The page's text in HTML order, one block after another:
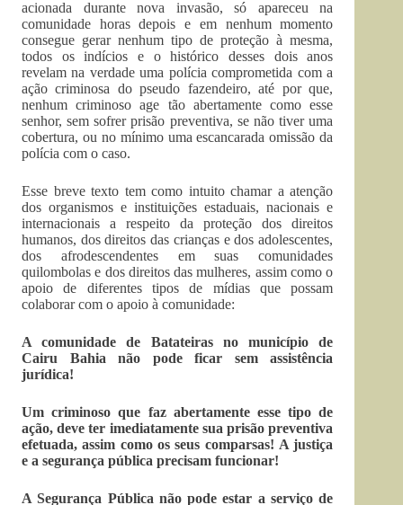
acionada durante nova invasão, só apareceu na
comunidade horas depois e em nenhum momento
consegue gerar nenhum tipo de proteção à mesma,
todos os indícios e o histórico desses dois anos
revelam na verdade uma polícia comprometida com a
ação criminosa do pseudo fazendeiro, até por que,
nenhum criminoso age tão abertamente como esse
senhor, sem sofrer prisão preventiva, se não tiver uma
cobertura, ou no mínimo uma escancarada omissão da
polícia com o caso.
Esse breve texto tem como intuito chamar a atenção
dos organismos e instituições estaduais, nacionais e
internacionais a respeito da proteção dos direitos
humanos, dos direitos das crianças e dos adolescentes,
dos afrodescendentes em suas comunidades
quilombolas e dos direitos das mulheres, assim como o
apoio de diferentes tipos de mídias que possam
colaborar com o apoio à comunidade:
A comunidade de Batateiras no município de
Cairu Bahia não pode ficar sem assistência
jurídica!
Um criminoso que faz abertamente esse tipo de
ação, deve ter imediatamente sua prisão preventiva
efetuada, assim como os seus comparsas! A justiça
e a segurança pública precisam funcionar!
A Segurança Pública não pode estar a serviço de